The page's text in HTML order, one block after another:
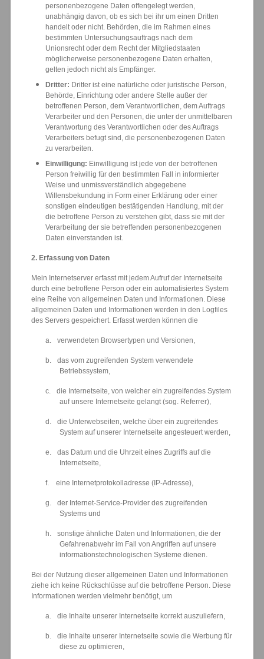
personenbezogene Daten offengelegt werden,
unabhängig davon, ob es sich bei ihr um einen Dritten
handelt oder nicht. Behörden, die im Rahmen eines
bestimmten Untersuchungsauftrags nach dem
Unionsrecht oder dem Recht der Mitgliedstaaten
möglicherweise personenbezogene Daten erhalten,
gelten jedoch nicht als Empfänger.
Dritter: Dritter ist eine natürliche oder juristische Person,
Behörde, Einrichtung oder andere Stelle außer der
betroffenen Person, dem Verantwortlichen, dem Auftrags
Verarbeiter und den Personen, die unter der unmittelbaren
Verantwortung des Verantwortlichen oder des Auftrags
Verarbeiters befugt sind, die personenbezogenen Daten
zu verarbeiten.
Einwilligung: Einwilligung ist jede von der betroffenen
Person freiwillig für den bestimmten Fall in informierter
Weise und unmissverständlich abgegebene
Willensbekundung in Form einer Erklärung oder einer
sonstigen eindeutigen bestätigenden Handlung, mit der
die betroffene Person zu verstehen gibt, dass sie mit der
Verarbeitung der sie betreffenden personenbezogenen
Daten einverstanden ist.
2. Erfassung von Daten
Mein Internetserver erfasst mit jedem Aufruf der Internetseite
durch eine betroffene Person oder ein automatisiertes System
eine Reihe von allgemeinen Daten und Informationen. Diese
allgemeinen Daten und Informationen werden in den Logfiles
des Servers gespeichert. Erfasst werden können die
a. verwendeten Browsertypen und Versionen,
b.
das vom zugreifenden System verwendete
Betriebssystem,
c.
die Internetseite, von welcher ein zugreifendes System
auf unsere Internetseite gelangt (sog. Referrer),
d.
die Unterwebseiten, welche über ein zugreifendes
System auf unserer Internetseite angesteuert werden,
e.
das Datum und die Uhrzeit eines Zugriffs auf die
Internetseite,
f. eine Internetprotokolladresse (IP-Adresse),
g.
der Internet-Service-Provider des zugreifenden
Systems und
h.
sonstige ähnliche Daten und Informationen, die der
Gefahrenabwehr im Fall von Angriffen auf unsere
informationstechnologischen Systeme dienen.
Bei der Nutzung dieser allgemeinen Daten und Informationen
ziehe ich keine Rückschlüsse auf die betroffene Person. Diese
Informationen werden vielmehr benötigt, um
a. die Inhalte unserer Internetseite korrekt auszuliefern,
b.
die Inhalte unserer Internetseite sowie die Werbung für
diese zu optimieren,